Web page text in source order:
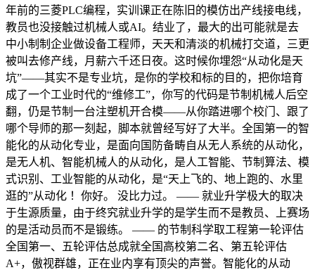
年前的三菱PLC编程，实训课正在陈旧的模仿出产线接电线，
教员也没接触过机械人或AI。结业了，最大的出可能就是去
中小制制企业做设备工程师，天天和清淡的机械打交道，三更
被叫去修产线，月薪六千还日夜。这时候你埋怨“从动化是天
坑”——其实不是专业坑，是你的学校和标的目的，把你培育
成了一个工业时代的“维修工”，你写的代码是节制机械人后空
翻，仍是节制一台注塑机开合模——从你踏进哪个校门、跟了
哪个导师的那一刻起，脚本就曾经写好了大半。全国第一的智
能化的从动化专业，是面向国防备畴自从无人系统的从动化，
是无人机、智能机械人的从动化，是人工智能、节制算法、模
式识别、工业智能的从动化，是“天上飞的、地上跑的、水里
逛的”从动化 ！你好。 没比力过。 —— 就业升学极大的取决
于生源质量，由于终究就业升学的是学生而不是教员、上赛场
的是活动员而不是锻练。 —— 的节制科学取工程第一轮评估
全国第一、五轮评估总成就全国高校第二名、第五轮评估
A+，傲视群雄，正在业内享有顶尖的声誉。智能化的从动